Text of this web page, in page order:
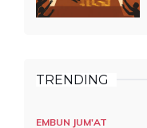
TRENDING
EMBUN JUM'AT